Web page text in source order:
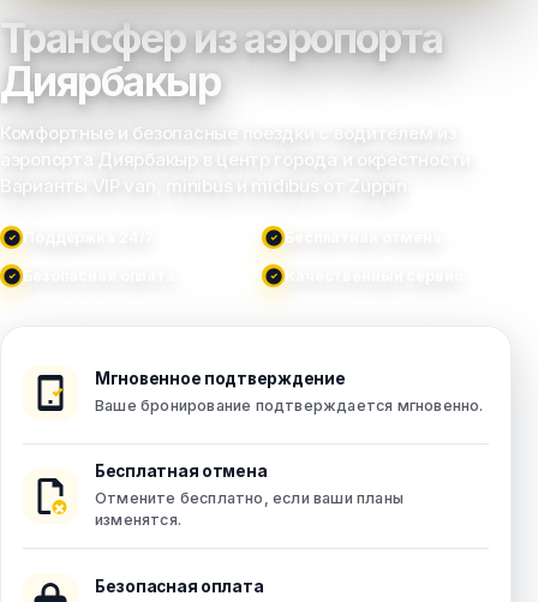
Трансфер из аэропорта
Диярбакыр
Комфортные и безопасные поездки с водителем из
аэропорта Диярбакыр в центр города и окрестности.
Варианты VIP van, minibus и midibus от Zuppin.
Мгновенное подтверждение
Ваше бронирование подтверждается мгновенно.
Бесплатная отмена
Отмените бесплатно, если ваши планы
изменятся.
Безопасная оплата